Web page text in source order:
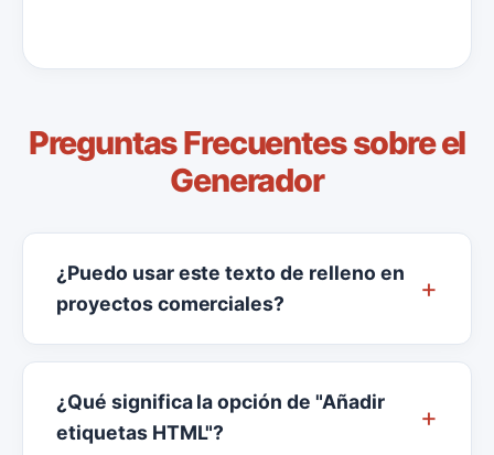
Preguntas Frecuentes sobre el
Generador
¿Puedo usar este texto de relleno en
proyectos comerciales?
¿Qué significa la opción de "Añadir
etiquetas HTML"?